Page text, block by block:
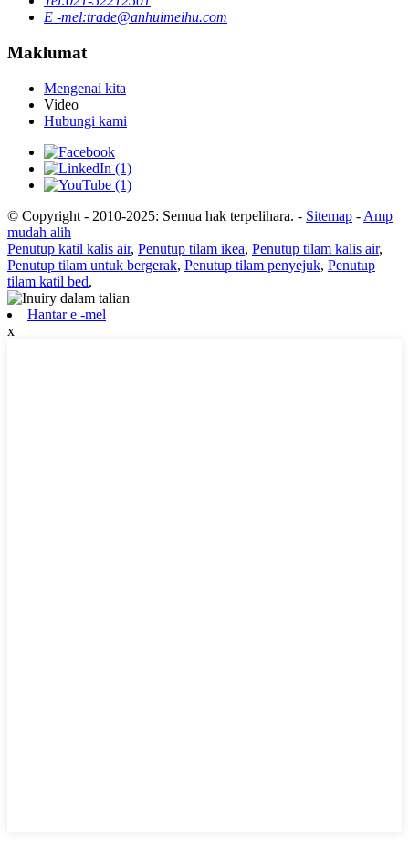
E -mel:trade@anhuimeihu.com
Maklumat
Mengenai kita
Video
Hubungi kami
© Copyright - 2010-2025: Semua hak terpelihara. - Sitemap - Amp
mudah alih
Penutup katil kalis air, Penutup tilam ikea, Penutup tilam kalis air,
Penutup tilam untuk bergerak, Penutup tilam penyejuk, Penutup
tilam katil bed,
Hantar e -mel
x